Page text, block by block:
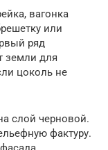
вагонка
или
ряд
земли для
цоколь не
слой черновой.
фактуру.